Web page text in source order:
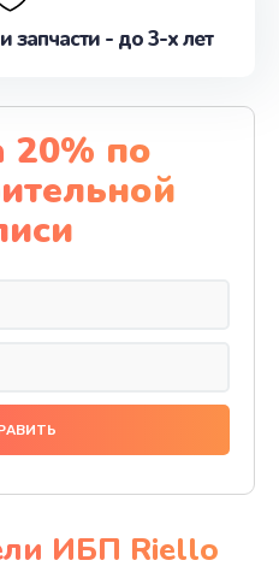
запчасти - до 3-х лет
20% по
ИБП Riello